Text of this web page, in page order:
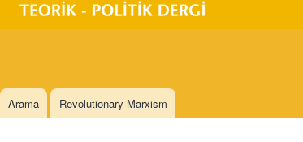
Arama Revolutionary Marxism